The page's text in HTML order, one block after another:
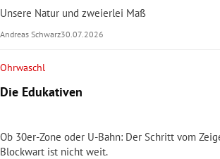
Unsere Natur und zweierlei Maß
Andreas Schwarz30.07.2026
Ohrwaschl
Die Edukativen
Ob 30er-Zone oder U-Bahn: Der Schritt vom
Blockwart ist nicht weit.